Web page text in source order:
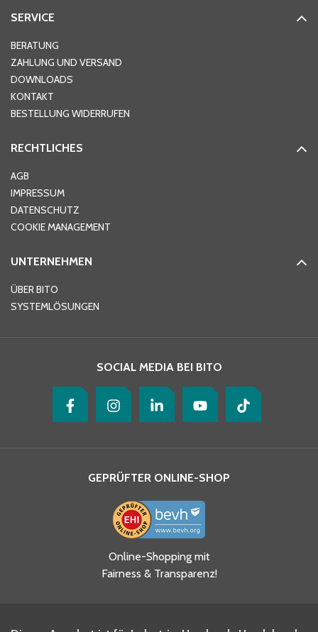
Hausnummer
Ort*
Telefon
Ja, ich habe die
Datenschutzhinweise gelesen
und akzeptiere diese.
SERVICE
BERATUNG
ZAHLUNG UND VERSAND
DOWNLOADS
KONTAKT
BESTELLUNG WIDERRUFEN
RECHTLICHES
AGB
IMPRESSUM
DATENSCHUTZ
COOKIE MANAGEMENT
UNTERNEHMEN
ÜBER BITO
SYSTEMLÖSUNGEN
SOCIAL MEDIA BEI BITO
GEPRÜFTER ONLINE-SHOP
Online-Shopping mit
Fairness & Transparenz!